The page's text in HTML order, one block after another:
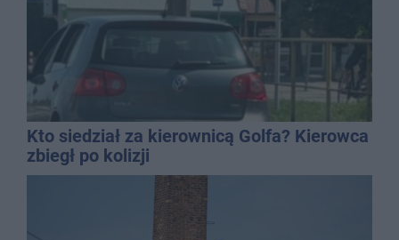
Kto siedział za kierownicą Golfa? Kierowca
zbiegł po kolizji